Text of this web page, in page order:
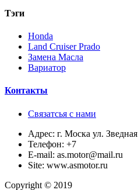
Тэги
Honda
Land Cruiser Prado
Замена Масла
Вариатор
Контакты
Связатсья с нами
Адрес: г. Моска ул. Зведная
Телефон: +7
E-mail: as.motor@mail.ru
Site: www.asmotor.ru
Copyright © 2019